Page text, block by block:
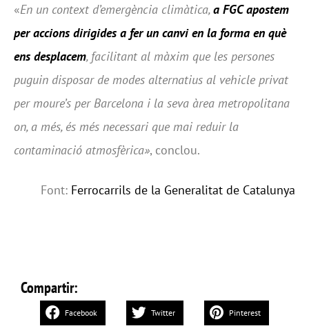
«En un context d’emergència climàtica,a FGC apostem
per accions dirigides a fer un canvi en la forma en què
ens desplacem, facilitant al màxim que les persones
puguin disposar de modes alternatius al vehicle privat
per moure’s per Barcelona i la seva àrea metropolitana
on, a més, és més necessari que mai reduir la
contaminació atmosfèrica», conclou.
Font: Ferrocarrils de la Generalitat de Catalunya
Compartir:
Facebook Twitter Pinterest